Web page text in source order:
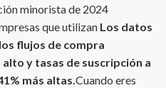
minorista de 2024
que utilizan Los datos
flujos de compra
alto y tasas de suscripción a
más altas.Cuando eres